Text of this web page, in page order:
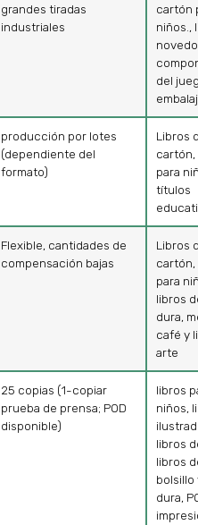
grandes tiradas
industriales
cartón
niños.,
del
producción por lotes
(dependiente del
formato)
Libros
cartón,
para
títulos
Flexible, cantidades de
compensación bajas
Libros
cartón,
para
libros
dura,
café y
arte
25 copias (1-copiar
prueba de prensa; POD
disponible)
libros
niños,
libros
libros
bolsillo
dura,